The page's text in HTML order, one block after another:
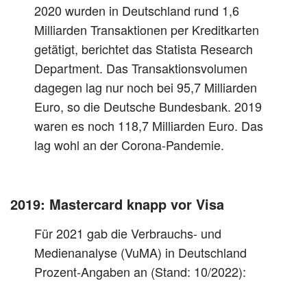
2020 wurden in Deutschland rund 1,6
Milliarden Transaktionen per Kreditkarten
getätigt, berichtet das Statista Research
Department. Das Transaktionsvolumen
dagegen lag nur noch bei 95,7 Milliarden
Euro, so die Deutsche Bundesbank. 2019
waren es noch 118,7 Milliarden Euro. Das
lag wohl an der Corona-Pandemie.
2019: Mastercard knapp vor Visa
Für 2021 gab die Verbrauchs- und
Medienanalyse (VuMA) in Deutschland
Prozent-Angaben an (Stand: 10/2022):